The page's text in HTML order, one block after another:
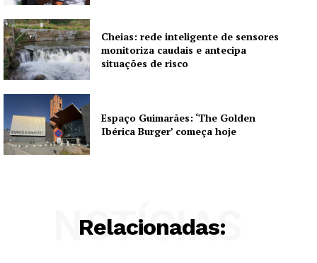
Cheias: rede inteligente de sensores
monitoriza caudais e antecipa
situações de risco
Espaço Guimarães: ‘The Golden
Ibérica Burger’ começa hoje
Relacionadas:
NOTÍCIAS